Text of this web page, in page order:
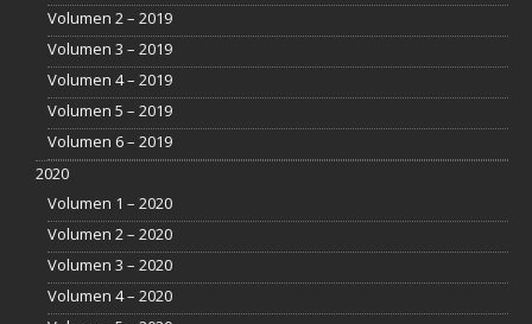
Volumen 2 – 2019
Volumen 3 – 2019
Volumen 4 – 2019
Volumen 5 – 2019
Volumen 6 – 2019
2020
Volumen 1 – 2020
Volumen 2 – 2020
Volumen 3 – 2020
Volumen 4 – 2020